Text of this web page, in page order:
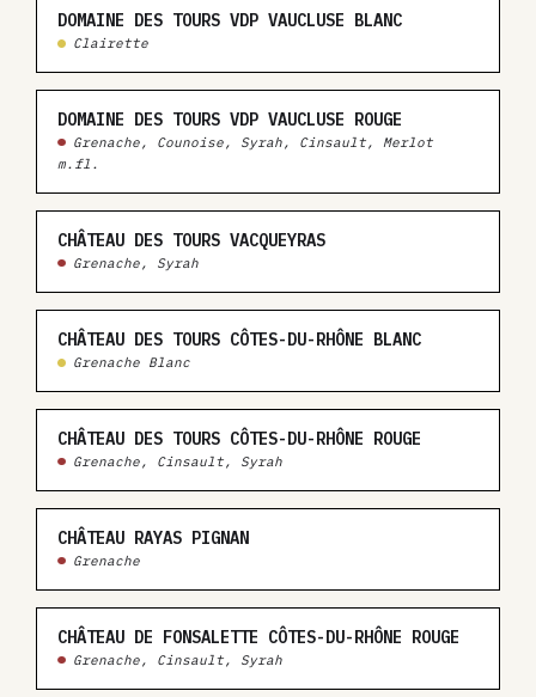
DOMAINE DES TOURS VDP VAUCLUSE BLANC
Clairette
DOMAINE DES TOURS VDP VAUCLUSE ROUGE
Grenache, Counoise, Syrah, Cinsault, Merlot
m.fl.
CHÂTEAU DES TOURS VACQUEYRAS
Grenache, Syrah
CHÂTEAU DES TOURS CÔTES-DU-RHÔNE BLANC
Grenache Blanc
CHÂTEAU DES TOURS CÔTES-DU-RHÔNE ROUGE
Grenache, Cinsault, Syrah
CHÂTEAU RAYAS PIGNAN
Grenache
CHÂTEAU DE FONSALETTE CÔTES-DU-RHÔNE ROUGE
Grenache, Cinsault, Syrah